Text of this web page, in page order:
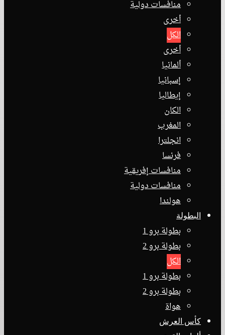
منافسات دولية
أخرى
الكل
أخرى
ألمانيا
إسبانيا
إيطاليا
الكان
المغرب
انجلترا
فرنسا
منافسات إفريقية
منافسات دولية
هولندا
البطولة
بطولة برو 1
بطولة برو 2
الكل
بطولة برو 1
بطولة برو 2
هواة
كأس العرش